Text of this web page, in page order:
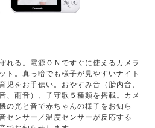
れる。電源ＯＮですぐに使えるカメラ
ト。真っ暗でも様子が見やすいナイト
児をお手伝い。おやすみ音（胎内音、
、雨音）、子守歌５種類を搭載。カメ
の光と音で赤ちゃんの様子をお知ら
センサー／温度センサーが反応する